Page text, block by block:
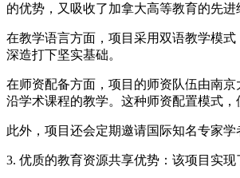
的优势，又吸收了加拿大高等教育的先进
在教学语言方面，项目采用双语教学模
深造打下坚实基础。
在师资配备方面，项目的师资队伍由南
沿学术课程的教学。这种师资配置模式
此外，项目还会定期邀请国际知名专家
3. 优质的教育资源共享优势：该项目实